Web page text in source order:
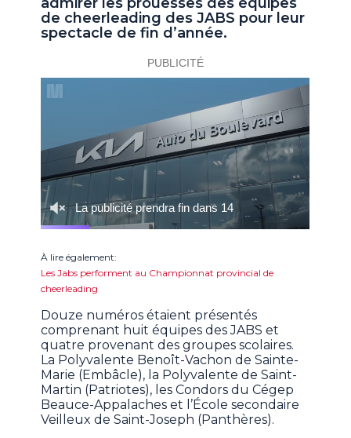
de cheerleading des JABS pour leur
spectacle de fin d’année.
À lire également:
Les Jabs performent au Championnat provincial de
cheerleading
Douze numéros étaient présentés
comprenant huit équipes des JABS et
quatre provenant des groupes scolaires.
La Polyvalente Benoît-Vachon de Sainte-
Marie (Embâcle), la Polyvalente de Saint-
Martin (Patriotes), les Condors du Cégep
Beauce-Appalaches et l’École secondaire
Veilleux de Saint-Joseph (Panthères).